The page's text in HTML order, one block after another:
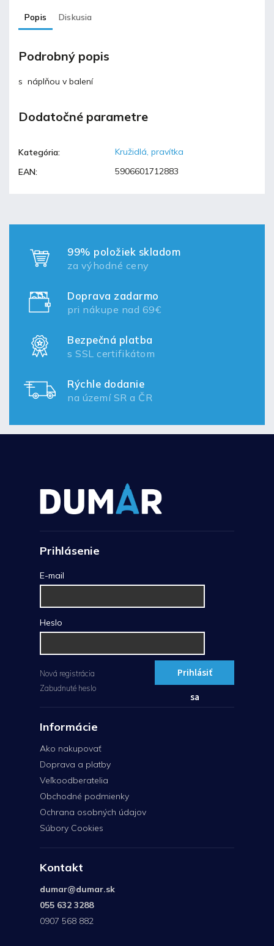
Popis Diskusia
Podrobný popis
s náplňou v balení
Dodatočné parametre
Kategória:
Kružidlá, pravítka
EAN: 5906601712883
99% položiek skladom
za výhodné ceny
Doprava zadarmo
pri nákupe nad 69€
Bezpečná platba
s SSL certifikátom
Rýchle dodanie
na území SR a ČR
Prihlásenie
E-mail
Heslo
Prihlásiť
sa
Nová registrácia
Zabudnuté heslo
Informácie
Ako nakupovať
Doprava a platby
Veľkoodberatelia
Obchodné podmienky
Ochrana osobných údajov
Súbory Cookies
Kontakt
dumar@dumar.sk
055 632 3288
0907 568 882